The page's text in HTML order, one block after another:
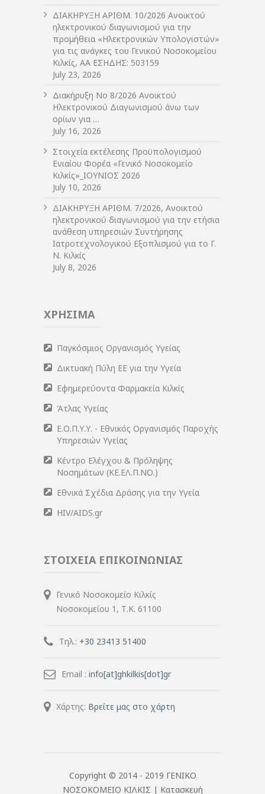
ΔIΑΚΗΡΥΞΗ ΑΡIΘΜ. 10/2026 Ανοικτού
ηλεκτρονικού διαγωνισμού για την
προμήθεια «Ηλεκτρονικών Υπολογιστών»
για τις ανάγκες του Γενικού Νοσοκομείου
Κιλκίς, ΑΑ ΕΣΗΔΗΣ: 503159
July 23, 2026
Διακήρυξη Νο 8/2026 Ανοικτού
Ηλεκτρονικού Διαγωνισμού άνω των
ορίων για …
July 16, 2026
Στοιχεία εκτέλεσης Προϋπολογισμού
Ενιαίου Φορέα «Γενικό Νοσοκομείο
Κιλκίς»_ΙΟΥΝΙΟΣ 2026
July 10, 2026
ΔIΑΚΗΡΥΞΗ ΑΡIΘΜ. 7/2026, Ανοικτού
ηλεκτρονικού διαγωνισμού για την ετήσια
ανάθεση υπηρεσιών Συντήρησης
Ιατροτεχνολογικού Εξοπλισμού για το Γ.
Ν. Κιλκίς
July 8, 2026
ΧΡΗΣΙΜΑ
Παγκόσμιος Οργανισμός Υγείας
Δικτυακή Πύλη ΕΕ για την Υγεία
Εφημερεύοντα Φαρμακεία Κιλκίς
Άτλας Υγείας
Ε.Ο.Π.Υ.Υ. - Εθνικός Οργανισμός Παροχής
Υπηρεσιών Υγείας
Κέντρο Ελέγχου & Πρόληψης
Νοσημάτων (ΚΕ.ΕΛ.Π.ΝΟ.)
Εθνικά Σχέδια Δράσης για την Υγεία
HIV/AIDS.gr
ΣΤΟΙΧΕΙΑ ΕΠΙΚΟΙΝΩΝΙΑΣ
Γενικό Νοσοκομείο Κιλκίς
Νοσοκομείου 1, Τ.Κ. 61100
Τηλ.: +30 23413 51400
Email : info[at]ghkilkis[dot]gr
Χάρτης: Βρείτε μας στο χάρτη
Copyright © 2014 - 2019 ΓΕΝΙΚΟ
ΝΟΣΟΚΟΜΕΙΟ ΚΙΛΚΙΣ | Κατασκευή